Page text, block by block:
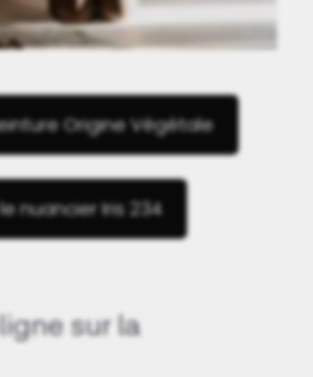
Origine Végétale
nuancier Iris 234
sur la